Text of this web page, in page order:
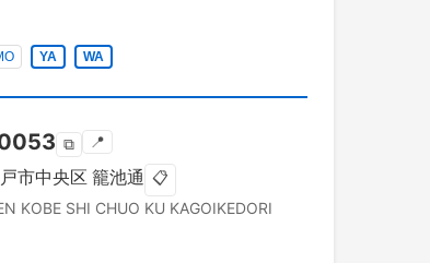
YA WA
⧉ 📍
市中央区 籠池通 📋
KOBE SHI CHUO KU KAGOIKEDORI